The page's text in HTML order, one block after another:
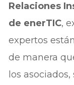
Relaciones
de enerTIC,
expertos están
de manera
los